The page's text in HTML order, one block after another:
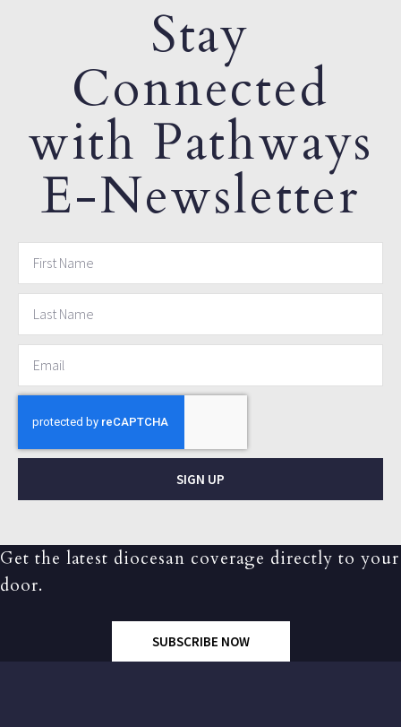
Stay
Connected
with Pathways
E-Newsletter
SIGN UP
Get the latest diocesan coverage directly to your
door.
SUBSCRIBE NOW